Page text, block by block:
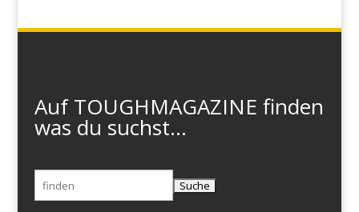
Auf TOUGHMAGAZINE finden
was du suchst...
Suchen
nach: